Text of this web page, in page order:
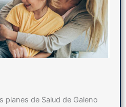
planes de Salud de Galeno